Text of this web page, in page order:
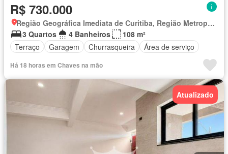
R$ 730.000
Região Geográfica Imediata de Curitiba, Região Metropolitana de Curitiba
3 Quartos
4 Banheiros
108 m²
Terraço
Garagem Churrasqueira Área de serviço
Há 18 horas em Chaves na mão
Atualizado